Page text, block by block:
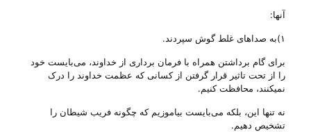
آنها:
۱)به صدا‌های غلط گوش سپردند.
برای گام برداشتن همراه با فرمان برداری از خداوند، می‌بایست خود
را از تحت تاثیر قرار گرفتن از کسانی‌ که عظمت خداوند را درک
نمیکنند، محافظت کنیم.
نه تنها این، بلکه می‌بایست بیاموزیم که چگونه فریب شیطان را
تشخیص دهیم.